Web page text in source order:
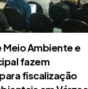
Ambiente e
fazem
fiscalização